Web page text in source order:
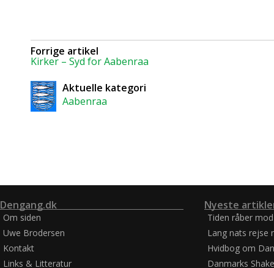
Forrige artikel
Kirker – Syd for Aabenraa
Aktuelle kategori
Aabenraa
Dengang.dk
Om siden
Uwe Brodersen
Kontakt
Links & Litteratur
Nyeste
Tiden råber
Lang nats rejse
Hvidbog om
Danmarks